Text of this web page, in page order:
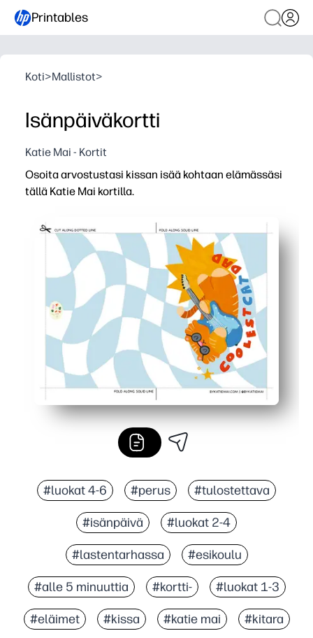
Printables
Koti>Mallistot>
Isänpäiväkortti
Katie Mai - Kortit
Osoita arvostustasi kissan isää kohtaan elämässäsi
tällä Katie Mai kortilla.
#luokat 4-6 #perus #tulostettava
#isänpäivä #luokat 2-4
#lastentarhassa #esikoulu
#alle 5 minuuttia #kortti- #luokat 1-3
#eläimet #kissa #katie mai #kitara